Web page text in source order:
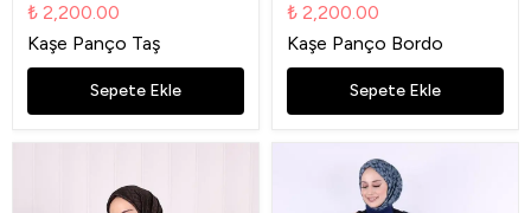
₺ 2,200.00
Kaşe Panço Taş
Sepete Ekle
₺ 2,200.00
Kaşe Panço Bordo
Sepete Ekle